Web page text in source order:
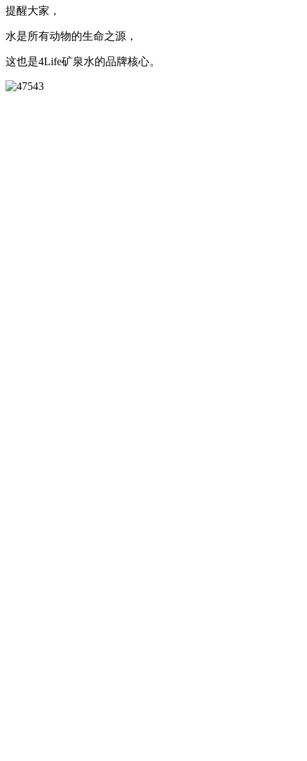
提醒大家，
水是所有动物的生命之源，
这也是4Life矿泉水的品牌核心。